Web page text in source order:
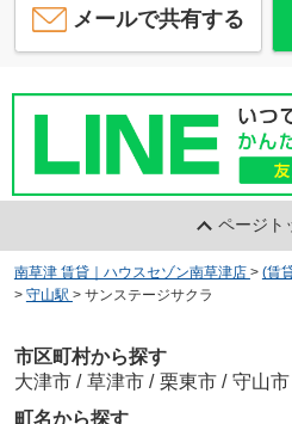
メールで共有する
ページト
南草津 賃貸｜ハウスセゾン南草津店 > (賃
> 守山駅 > サンステージサクラ
市区町村から探す
大津市 / 草津市 / 栗東市 / 守山市
町名から探す